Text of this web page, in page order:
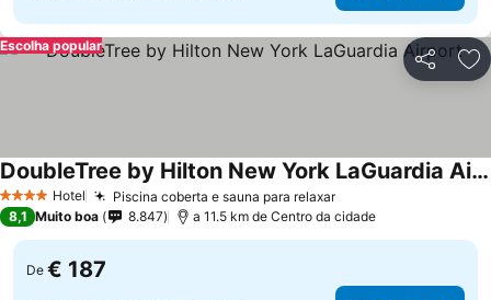
Partilhar
Escolha popular
4 EstrelasHotel Piscina coberta e sauna para relaxar
DoubleTree by Hilton New York LaGuardia Airport
8,1 Muito boa 8.847 a 11.5 km de Centro da cidade
De € 187